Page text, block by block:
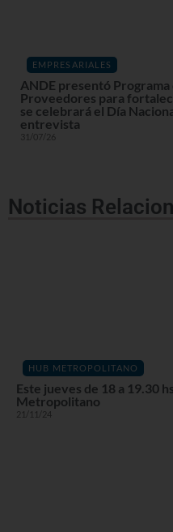
EMPRESARIALES
ANDE presentó
Proveedores para
se celebrará el Día
entrevista
31/07/26
Noticias
HUB METROPOLITANO
Este jueves de 18 a 19.30
Metropolitano
21/11/24